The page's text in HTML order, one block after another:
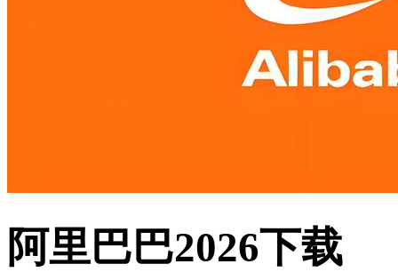
阿里巴巴2026下载